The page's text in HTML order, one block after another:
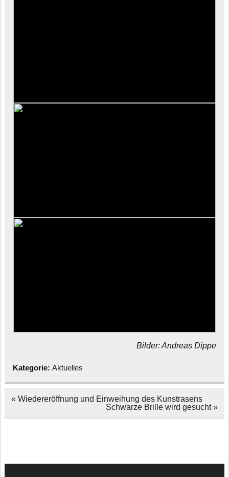
Bilder: Andreas Dippe
Kategorie: Aktuelles
Beitragsnavigation
« Wiedereröffnung und Einweihung des Kunstrasens
Schwarze Brille wird gesucht »